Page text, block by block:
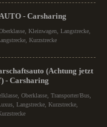
- Carsharing
Kleinwagen, Langstrecke,
Kurzstrecke
(Achtung jetzt
- Carsharing
Oberklasse, Transporter/Bus,
Langstrecke, Kurzstrecke,